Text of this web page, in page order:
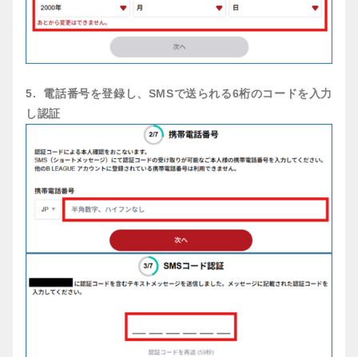
5. 電話番号を登録し、SMSで送られる6桁のコードを入力
し認証